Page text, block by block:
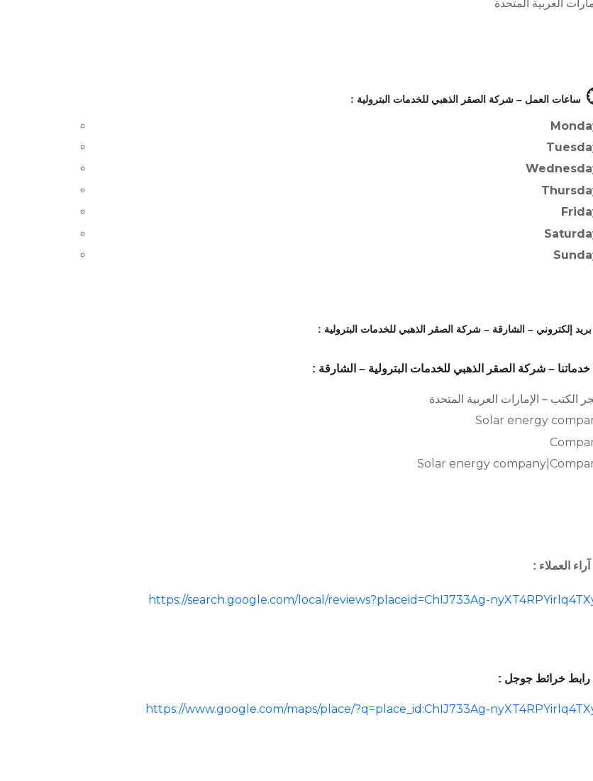
العربية المتحدة
ساعات العمل – شركة الصقر الذهبي للخدمات البترولية :
إلكتروني – الشارقة – شركة الصقر الذهبي للخدمات البترولية :
خدماتنا – شركة الصقر الذهبي للخدمات البترولية – الشارقة :
الكتب – الإمارات العربية المتحدة
Solar energy
Solar energy
العملاء :
https://search.google.com/local/reviews?placeid=ChIJ733Ag-
رابط خرائط جوجل :
https://www.google.com/maps/place/?q=place_id:ChIJ733Ag-